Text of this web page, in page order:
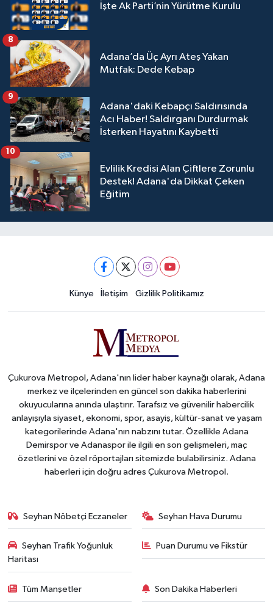
İşte Ak Parti’nin Yürütme Kurulu
Adana’da Üç Ayrı Ateş Yakan
Mutfak: Dede Kebap
8
Adana'daki Kebapçı Saldırısında
Acı Haber! Saldırganı Durdurmak
İsterken Hayatını Kaybetti
9
Evlilik Kredisi Alan Çiftlere Zorunlu
Destek! Adana'da Dikkat Çeken
Eğitim
10
Künye İletişim Gizlilik Politikamız
Çukurova Metropol, Adana'nın lider haber kaynağı olarak, Adana
merkez ve ilçelerinden en güncel son dakika haberlerini
okuyucularına anında ulaştırır. Tarafsız ve güvenilir habercilik
anlayışıyla siyaset, ekonomi, spor, asayiş, kültür-sanat ve yaşam
kategorilerinde Adana'nın nabzını tutar. Özellikle Adana
Demirspor ve Adanaspor ile ilgili en son gelişmeleri, maç
özetlerini ve özel röportajları sitemizde bulabilirsiniz. Adana
haberleri için doğru adres Çukurova Metropol.
Seyhan Nöbetçi Eczaneler Seyhan Hava Durumu
Seyhan Trafik Yoğunluk
Haritası
Puan Durumu ve Fikstür
Tüm Manşetler Son Dakika Haberleri